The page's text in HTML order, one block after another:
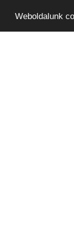
Weboldalunk